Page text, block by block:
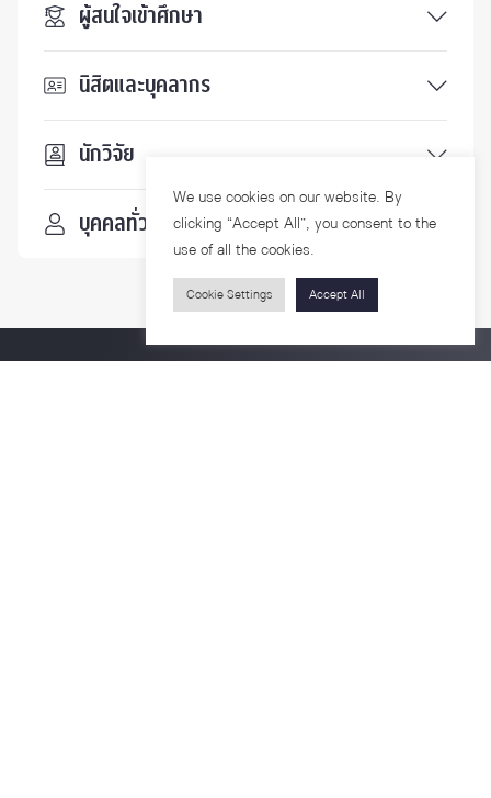
ผู้สนใจเข้าศึกษา
นิสิตและบุคลากร
นักวิจัย
บุคคลทั่วไป
We use cookies on our website. By
clicking “Accept All”, you consent to the
use of all the cookies.
Cookie Settings Accept All